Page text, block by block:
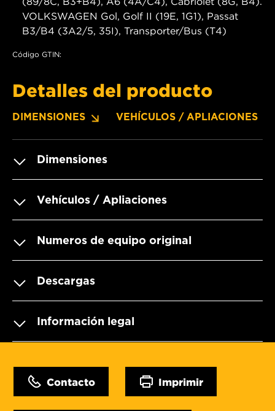
VOLKSWAGEN Gol, Golf II (19E, 1G1), Passat
B3/B4 (3A2/5, 35I), Transporter/Bus (T4)
Código GTIN:
Detalles del producto
DIMENSIONES VEHÍCULOS / APLIACIONES
Dimensiones
Vehículos / Apliaciones
Numeros de equipo original
Descargas
Información legal
Contacto Imprimir